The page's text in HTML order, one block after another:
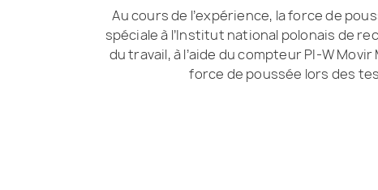
Au cours de l’expérience, la force de
spéciale à l’Institut national polonais de
du travail, à l’aide du compteur PI-W
force de poussée lors des